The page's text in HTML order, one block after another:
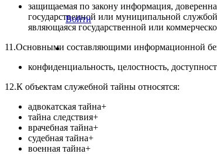
Войти
защищаемая по закону информация,
государственной или муниципальной
являющаяся государственной или
11.Основными составляющими информационной
конфиденциальность, целостность,
12.К объектам служебной тайны относятся:
адвокатская тайна+
тайна следствия+
врачебная тайна+
судебная тайна+
военная тайна+